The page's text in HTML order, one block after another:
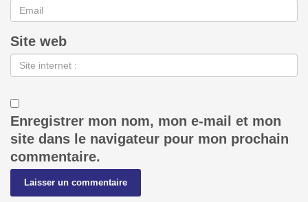
Site web
Enregistrer mon nom, mon e-mail et mon
site dans le navigateur pour mon prochain
commentaire.